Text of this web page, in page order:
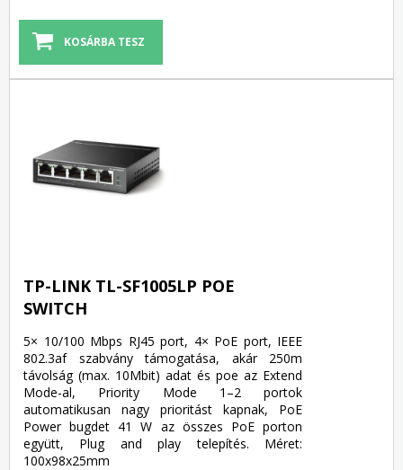
TP-LINK TL-SF1005LP POE
SWITCH
5× 10/100 Mbps RJ45 port, 4× PoE port, IEEE
802.3af szabvány támogatása, akár 250m
távolság (max. 10Mbit) adat és poe az Extend
Mode-al, Priority Mode 1–2 portok
automatikusan nagy prioritást kapnak, PoE
Power bugdet 41 W az összes PoE porton
együtt, Plug and play telepítés. Méret:
100x98x25mm